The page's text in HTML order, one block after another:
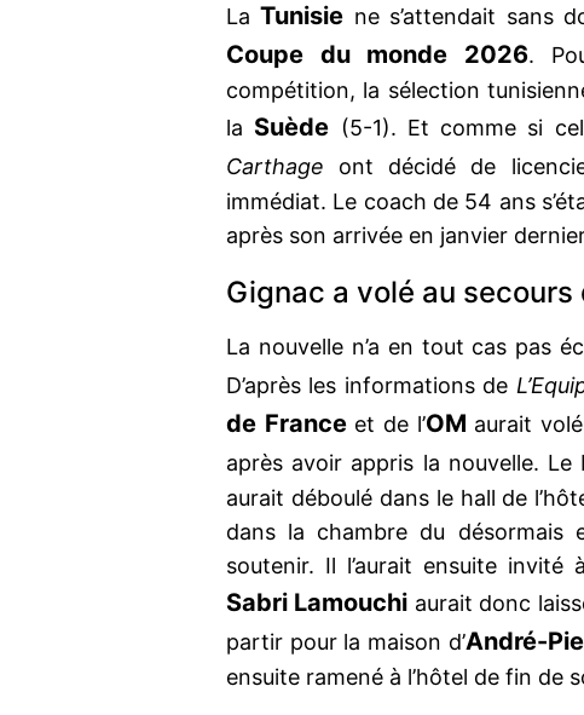
LaTunisie ne s’attendait sans
Coupe du monde 2026.
compétition, la sélection
la Suède (5-1). Et comme si
Carthage ont décidé de
immédiat. Le coach de 54 ans
après son arrivée en janvier
Gignac a volé au secours
La nouvelle n’a en tout cas pas
D’après les informations de
de Franceet de l’OM aurait
après avoir appris la nouvelle. Le
aurait déboulé dans le hall de
dans la chambre du désormais
soutenir. Il l’aurait ensuite
Sabri Lamouchi aurait donc
partir pour la maison d’André-
ensuite ramené à l’hôtel de fin de